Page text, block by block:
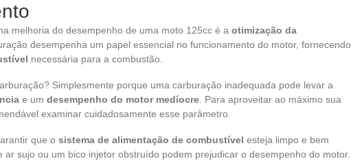
melhoria do desempenho de uma moto 125cc é a otimização da
desempenha um papel essencial no funcionamento do motor, fornecendo
necessária para a combustão.
Simplesmente porque uma carburação inadequada pode levar a
e um desempenho do motor medíocre. Para aproveitar ao máximo sua
examinar cuidadosamente esse parâmetro.
que o sistema de alimentação de combustível esteja limpo e bem
ar sujo ou um bico injetor obstruído podem prejudicar o desempenho do motor.